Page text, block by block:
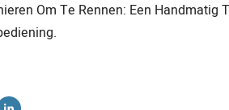
Om Te Rennen: Een Handmatig